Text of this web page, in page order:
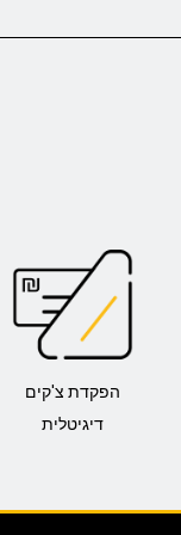
הפקדת צ'קים
דיגיטלית